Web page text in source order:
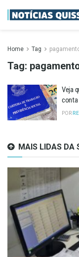
Home Tag
Tag:
Veja
conta
POR
MAIS LIDAS DA